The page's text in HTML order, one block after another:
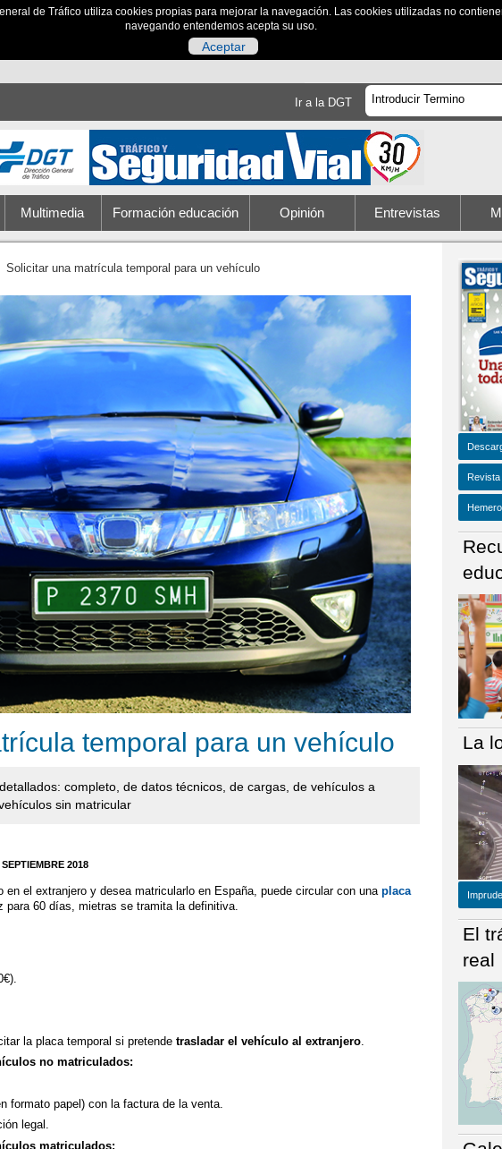
de Tráfico utiliza cookies propias para mejorar la navegación. Las cookies utilizadas no
navegando entendemos acepta su uso.
Aceptar
Ir a la DGT
Multimedia Formación educación Opinión Entrevistas
Solicitar una matrícula temporal para un vehículo
temporal para un vehículo
completo, de datos técnicos, de cargas, de vehículos a
sin matricular
2018
en el extranjero y desea matricularlo en España, puede circular con unaplaca
para 60 días, mietras se tramita la definitiva.
la placa temporal si pretendetrasladar el vehículo al extranjero
no matriculados:
formato papel) con la factura de la venta.
legal.
matriculados:
La
El
real